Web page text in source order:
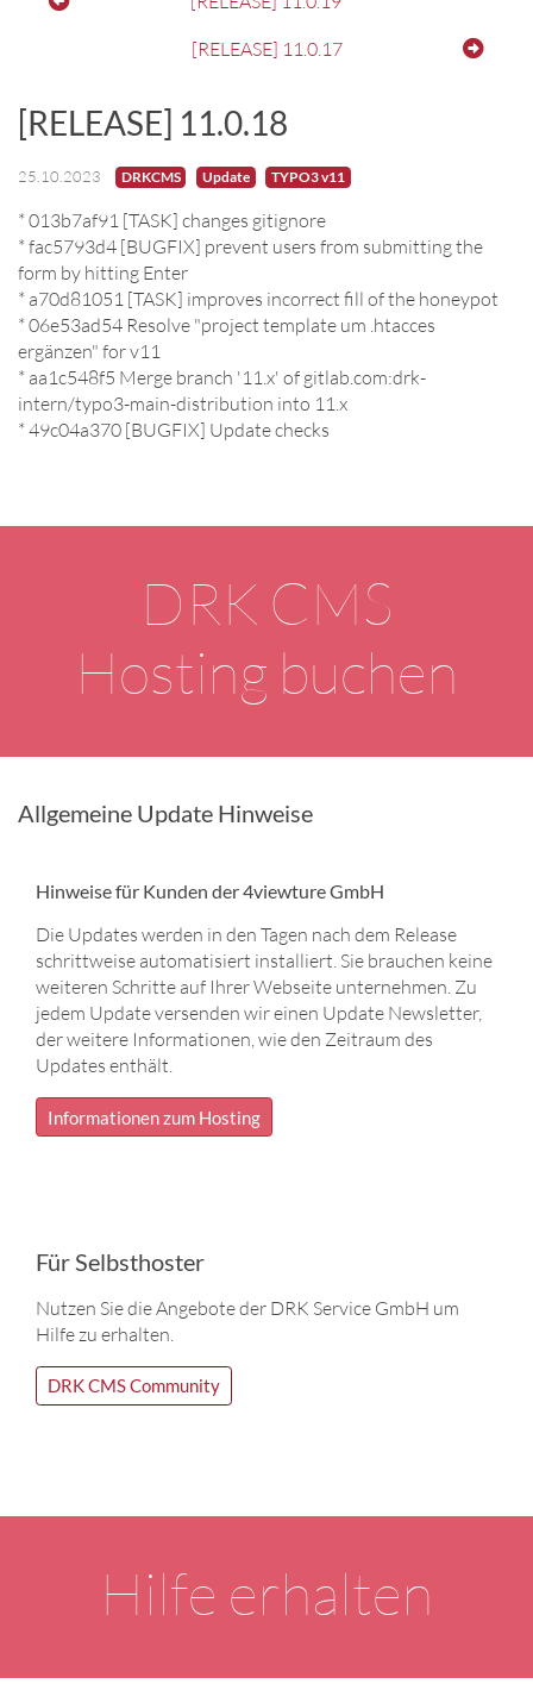
[RELEASE] 11.0.17
[RELEASE] 11.0.18
25.10.2023 DRKCMS Update TYPO3 v11
* 013b7af91 [TASK] changes gitignore
* fac5793d4 [BUGFIX] prevent users from submitting the
form by hitting Enter
* a70d81051 [TASK] improves incorrect fill of the honeypot
* 06e53ad54 Resolve "project template um .htacces
ergänzen" for v11
* aa1c548f5 Merge branch '11.x' of gitlab.com:drk-
intern/typo3-main-distribution into 11.x
* 49c04a370 [BUGFIX] Update checks
DRK CMS
Hosting buchen
Allgemeine Update Hinweise
Hinweise für Kunden der 4viewture GmbH
Die Updates werden in den Tagen nach dem Release
schrittweise automatisiert installiert. Sie brauchen keine
weiteren Schritte auf Ihrer Webseite unternehmen. Zu
jedem Update versenden wir einen Update Newsletter,
der weitere Informationen, wie den Zeitraum des
Updates enthält.
Informationen zum Hosting
Für Selbsthoster
Nutzen Sie die Angebote der DRK Service GmbH um
Hilfe zu erhalten.
DRK CMS Community
Hilfe erhalten